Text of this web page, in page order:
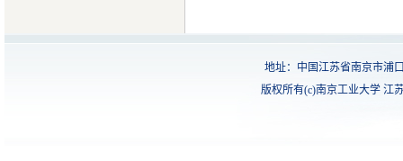
地址：中国江苏省南京市浦
版权所有(c)南京工业大学 江